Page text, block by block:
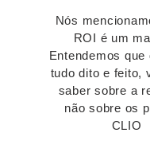
Nós
ROI é um
Entendemos que
tudo dito e feito,
saber sobre a
não sobre os
CLIO